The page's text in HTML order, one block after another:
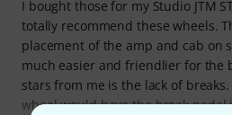
I bought those for my Studio JTM
totally recommend these wheels.
placement of the amp and cab on
much easier and friendlier for the
stars from me is the lack of
wheel would have the break